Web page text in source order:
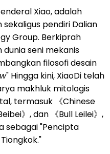
Xiao, adalah
pendiri Dalian
Group. Berkiprah
seni mekanis
filosofi desain
" Hingga kini, XiaoDi telah
makhluk mitologis
termasuk 《Chinese
》, dan 《Bull Leilei》,
sebagai "Pencipta